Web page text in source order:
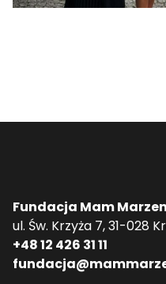
Fundacja Mam
ul. Św. Krzyża 7, 31-028
+48 12 426 31 11